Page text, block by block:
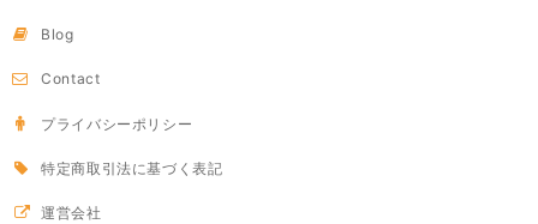
Blog
Contact
プライバシーポリシー
特定商取引法に基づく表記
運営会社